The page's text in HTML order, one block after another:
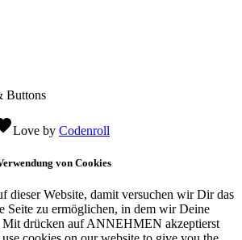
Buttons
Love by Codenroll
von Cookies
dieser Website, damit versuchen wir Dir das
Seite zu ermöglichen, in dem wir Deine
Mit drücken auf ANNEHMEN akzeptierst